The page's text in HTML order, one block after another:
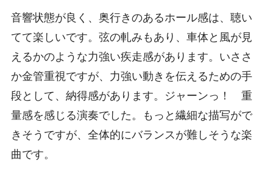
音響状態が良く、奥行きのあるホール感は、聴い
てて楽しいです。弦の軋みもあり、車体と風が見
えるかのような力強い疾走感があります。いささ
か金管重視ですが、力強い動きを伝えるための手
段として、納得感があります。ジャーンっ！ 重
量感を感じる演奏でした。もっと繊細な描写がで
きそうですが、全体的にバランスが難しそうな楽
曲です。